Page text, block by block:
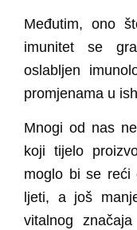
Međutim, ono
imunitet se
oslabljen
promjenama u
Mnogi od nas
koji tijelo
moglo bi se reći
ljeti, a još
vitalnog